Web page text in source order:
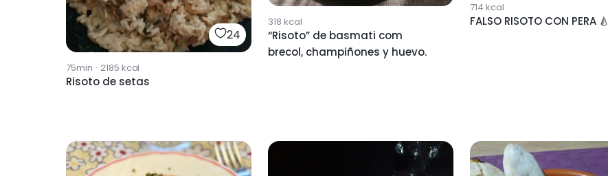
24
75min · 2185 kcal
Risoto de setas
318 kcal
“Risoto” de basmati com
brecol, champiñones y huevo.
714 kcal
FALSO RISOTO CON PERA 🍐